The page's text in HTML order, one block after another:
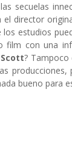
secuelas
el director
estudios
con una
Scott? Tampoco
producciones,
bueno para